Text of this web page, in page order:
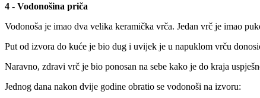
4 - Vodonošina priča
Vodonoša je imao dva velika keramička vrča. Jedan vrč je imao
Put od izvora do kuće je bio dug i uvijek je u napuklom vrču
Naravno, zdravi vrč je bio ponosan na sebe kako je do kraja
Jednog dana nakon dvije godine obratio se vodonoši na izvoru: